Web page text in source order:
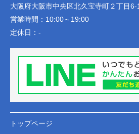
大阪府大阪市中央区北久宝寺町２丁目
営業時間： 10:00～19:00
定休日： -
トップページ